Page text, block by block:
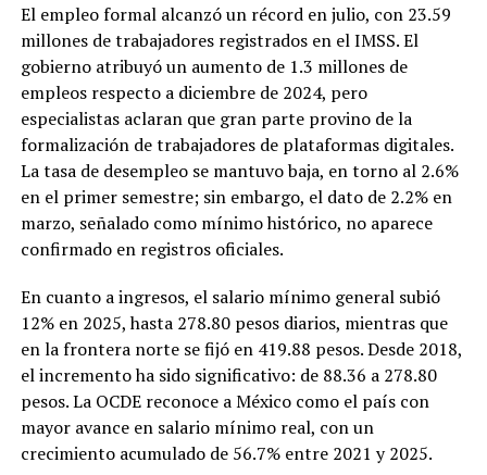
El empleo formal alcanzó un récord en julio, con 23.59
millones de trabajadores registrados en el IMSS. El
gobierno atribuyó un aumento de 1.3 millones de
empleos respecto a diciembre de 2024, pero
especialistas aclaran que gran parte provino de la
formalización de trabajadores de plataformas digitales.
La tasa de desempleo se mantuvo baja, en torno al 2.6%
en el primer semestre; sin embargo, el dato de 2.2% en
marzo, señalado como mínimo histórico, no aparece
confirmado en registros oficiales.
En cuanto a ingresos, el salario mínimo general subió
12% en 2025, hasta 278.80 pesos diarios, mientras que
en la frontera norte se fijó en 419.88 pesos. Desde 2018,
el incremento ha sido significativo: de 88.36 a 278.80
pesos. La OCDE reconoce a México como el país con
mayor avance en salario mínimo real, con un
crecimiento acumulado de 56.7% entre 2021 y 2025.